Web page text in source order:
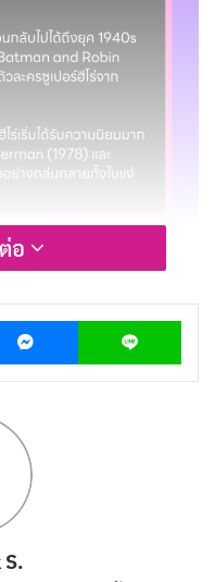
ร่ (Superhero Film)
อร์ฮีโร่ ผู้มีพลังพิเศษ
ล่าวายร้ายเพื่อปกป้อง
ๆ ติดตามอย่างเหนียว
รถย้อนกลับไปได้ถึงยุค
อ
Messenger Line